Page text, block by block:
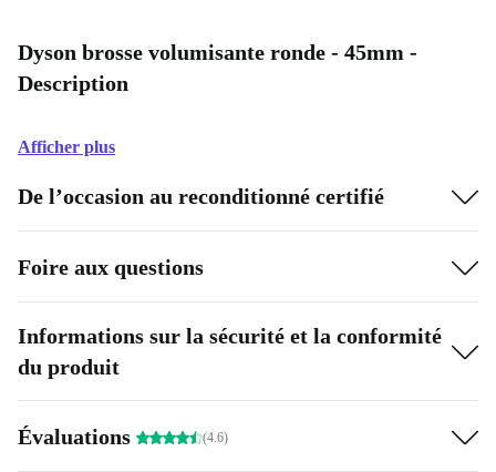
Dyson brosse volumisante ronde - 45mm -
Description
Afficher plus
De l’occasion au reconditionné certifié
Foire aux questions
Informations sur la sécurité et la conformité
du produit
Évaluations (4.6)